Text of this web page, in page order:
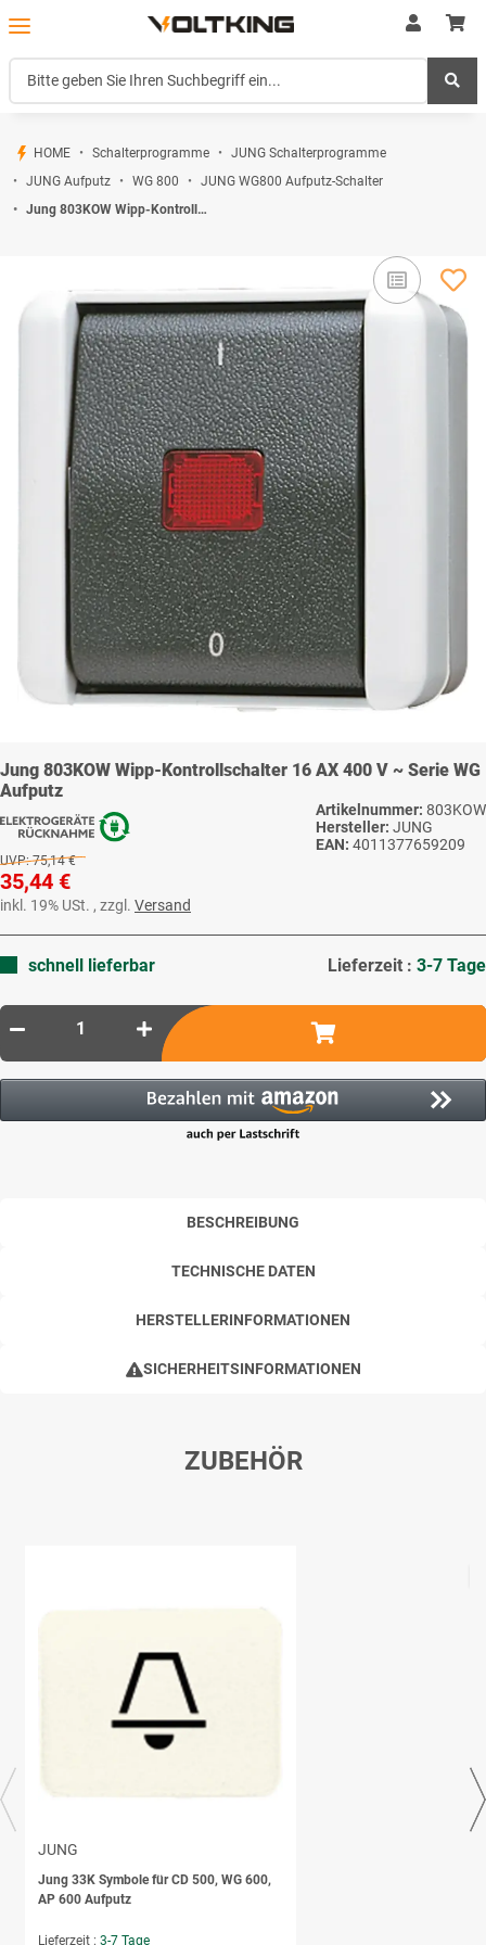
HOME Schalterprogramme
JUNG Schalterprogramme
JUNG Aufputz
WG 800
JUNG WG800 Aufputz-Schalter
Jung 803KOW Wipp-Kontrollschalter 16 AX 400 V ~ Serie WG Aufputz
Jung 803KOW Wipp-Kontrollschalter 16 AX 400 V ~ Serie WG
Aufputz
Artikelnummer: 803KOW
Hersteller: JUNG
EAN: 4011377659209
UVP: 75,14 €
35,44 €
inkl. 19% USt. , zzgl. Versand
schnell lieferbar Lieferzeit : 3-7 Tage
BESCHREIBUNG
TECHNISCHE DATEN
HERSTELLERINFORMATIONEN
SICHERHEITSINFORMATIONEN
ZUBEHÖR
JUNG
Jung 33K Symbole für CD 500, WG 600,
AP 600 Aufputz
Lieferzeit : 3-7 Tage